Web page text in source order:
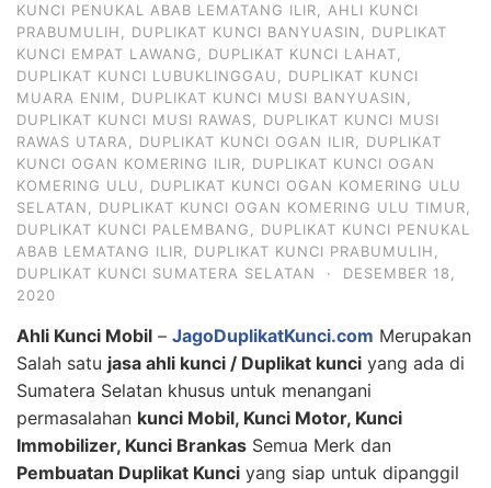
KUNCI PENUKAL ABAB LEMATANG ILIR, AHLI KUNCI
PRABUMULIH, DUPLIKAT KUNCI BANYUASIN, DUPLIKAT
KUNCI EMPAT LAWANG, DUPLIKAT KUNCI LAHAT,
DUPLIKAT KUNCI LUBUKLINGGAU, DUPLIKAT KUNCI
MUARA ENIM, DUPLIKAT KUNCI MUSI BANYUASIN,
DUPLIKAT KUNCI MUSI RAWAS, DUPLIKAT KUNCI MUSI
RAWAS UTARA, DUPLIKAT KUNCI OGAN ILIR, DUPLIKAT
KUNCI OGAN KOMERING ILIR, DUPLIKAT KUNCI OGAN
KOMERING ULU, DUPLIKAT KUNCI OGAN KOMERING ULU
SELATAN, DUPLIKAT KUNCI OGAN KOMERING ULU TIMUR,
DUPLIKAT KUNCI PALEMBANG, DUPLIKAT KUNCI PENUKAL
ABAB LEMATANG ILIR, DUPLIKAT KUNCI PRABUMULIH,
DUPLIKAT KUNCI SUMATERA SELATAN
·
DESEMBER 18,
2020
Ahli Kunci Mobil – JagoDuplikatKunci.com Merupakan
Salah satu jasa ahli kunci / Duplikat kunci yang ada di
Sumatera Selatan khusus untuk menangani
permasalahan kunci Mobil, Kunci Motor, Kunci
Immobilizer, Kunci Brankas Semua Merk dan
Pembuatan Duplikat Kunci yang siap untuk dipanggil